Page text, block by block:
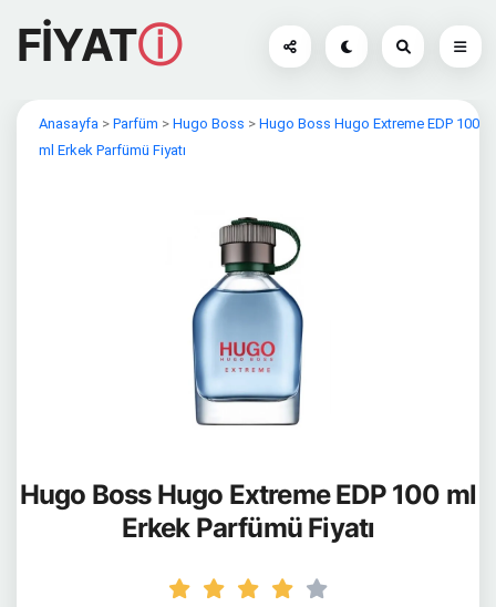
FİYATⓘ
Anasayfa > Parfüm > Hugo Boss > Hugo Boss Hugo Extreme EDP 100
ml Erkek Parfümü Fiyatı
Hugo Boss Hugo Extreme EDP 100 ml
Erkek Parfümü Fiyatı